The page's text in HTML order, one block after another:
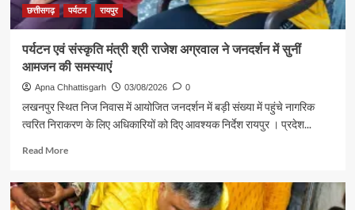
की
छत्तीसगढ़ पर्यटन रायपुर
पर्यटन एवं संस्कृति मंत्री श्री राजेश अग्रवाल ने जनदर्शन में सुनीं
आमजन की समस्याएं
Apna Chhattisgarh 03/08/2026 0
लखनपुर स्थित निज निवास में आयोजित जनदर्शन में बड़ी संख्या में पहुंचे नागरिक
त्वरित निराकरण के लिए अधिकारियों को दिए आवश्यक निर्देश रायपुर । प्रदेश...
Read MoreRead
पर्यटन